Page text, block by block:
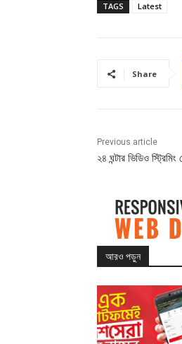
TAGS Latest
Share
Previous article
২৪ ঘন্টার ভিডিও
আরও পড়ুন